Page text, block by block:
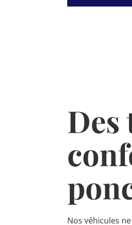
Des
Nos véhicules